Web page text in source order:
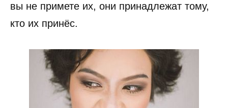
вы не примете их, они принадлежат тому,
кто их принёс.